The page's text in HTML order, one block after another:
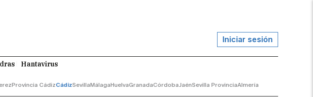
Iniciar sesión
Hantavirus
Provincia CádizCádizSevillaMálagaHuelvaGranadaCórdobaJaénSevilla ProvinciaAlmería